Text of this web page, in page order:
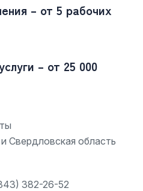
– от 5 рабочих
– от 25 000
Свердловская область
382-26-52